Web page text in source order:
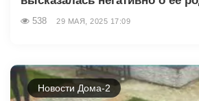
538 29 МАЯ, 2025 17:09
Новости Дома-2